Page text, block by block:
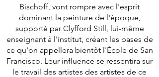
Bischoff, vont rompre avec l'esprit
dominant la peinture de l'époque,
supporté par Clyfford Still, lui-même
enseignant à l'institut, créant les bases de
ce qu'on appellera bientôt l'École de San
Francisco. Leur influence se ressentira sur
le travail des artistes des artistes de ce